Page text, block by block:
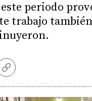
periodo
trabajo
Copiar